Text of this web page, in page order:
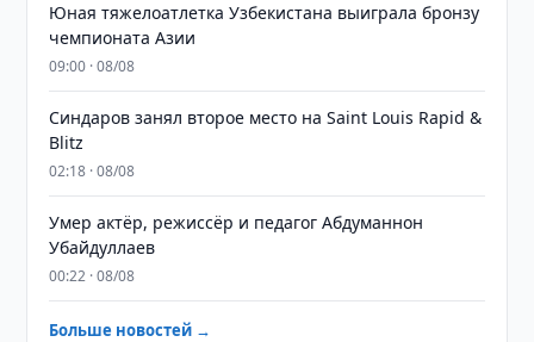
Юная тяжелоатлетка Узбекистана выиграла бронзу
чемпионата Азии
09:00 · 08/08
Синдаров занял второе место на Saint Louis Rapid &
Blitz
02:18 · 08/08
Умер актёр, режиссёр и педагог Абдуманнон
Убайдуллаев
00:22 · 08/08
Больше новостей →